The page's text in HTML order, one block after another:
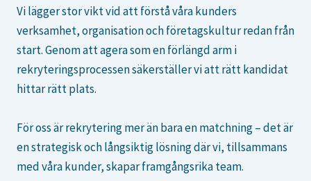
Vi lägger stor vikt vid att förstå våra kunders
verksamhet, organisation och företagskultur redan från
start. Genom att agera som en förlängd arm i
rekryteringsprocessen säkerställer vi att rätt kandidat
hittar rätt plats.
För oss är rekrytering mer än bara en matchning – det är
en strategisk och långsiktig lösning där vi, tillsammans
med våra kunder, skapar framgångsrika team.